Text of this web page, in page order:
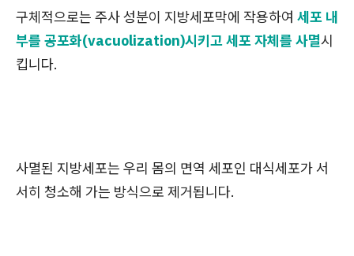
구체적으로는 주사 성분이 지방세포막에 작용하여 세포 내
부를 공포화(vacuolization)시키고 세포 자체를 사멸시
킵니다.
사멸된 지방세포는 우리 몸의 면역 세포인 대식세포가 서
서히 청소해 가는 방식으로 제거됩니다.